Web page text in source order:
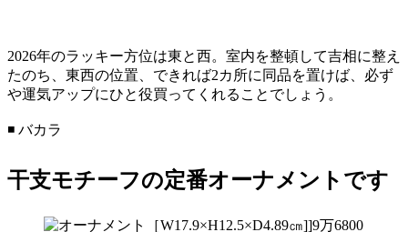
2026年のラッキー方位は東と西。室内を整頓して吉相に整え
たのち、東西の位置、できれば2カ所に同品を置けば、必ず
や運気アップにひと役買ってくれることでしょう。
◾️ バカラ
干支モチーフの定番オーナメントです